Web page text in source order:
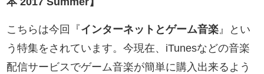
こちらは今回『インターネットとゲーム音楽』とい
う特集をされています。今現在、iTunesなどの音楽
配信サービスでゲーム音楽が簡単に購入出来るよう